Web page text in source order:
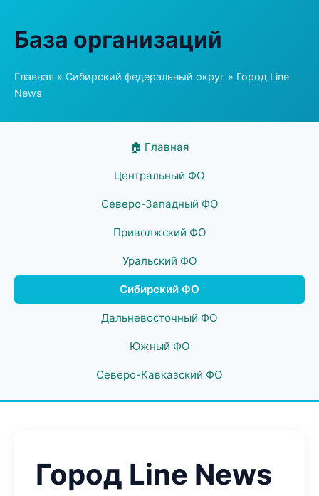
База организаций
Главная » Сибирский федеральный округ » Город Line
News
🏠 Главная
Центральный ФО
Северо-Западный ФО
Приволжский ФО
Уральский ФО
Сибирский ФО
Дальневосточный ФО
Южный ФО
Северо-Кавказский ФО
Город Line News